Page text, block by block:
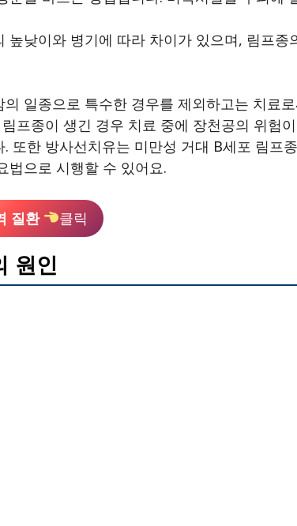
높낮이와 병기에 따라 차이가 있으며, 림프
의 일종으로 특수한 경우를 제외하고는 치료
프종이 생긴 경우 치료 중에 장천공의 위험
. 또한 방사선치유는 미만성 거대 B세포 림프
법으로 시행할 수 있어요.
질환 클릭
원인